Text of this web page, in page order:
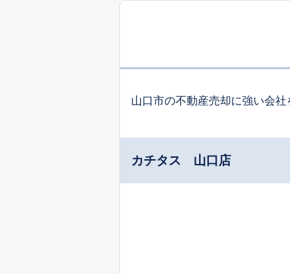
山口市の不動産売却に強い会
カチタス 山口店